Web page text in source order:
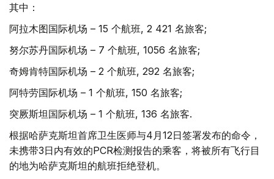
其中：
阿拉木图国际机场 – 15 个航班, 2 421 名旅客;
努尔苏丹国际机场 – 7 个航班, 1056 名旅客;
奇姆肯特国际机场 – 2 个航班, 292 名旅客;
阿特劳国际机场 – 1 个航班, 150 名旅客;
突厥斯坦国际机场 – 1 个航班, 136 名旅客.
根据哈萨克斯坦首席卫生医师与4月12日签署发布的命令，
未携带3日内有效的PCR检测报告的乘客，将被所有飞行目
的地为哈萨克斯坦的航班拒绝登机。